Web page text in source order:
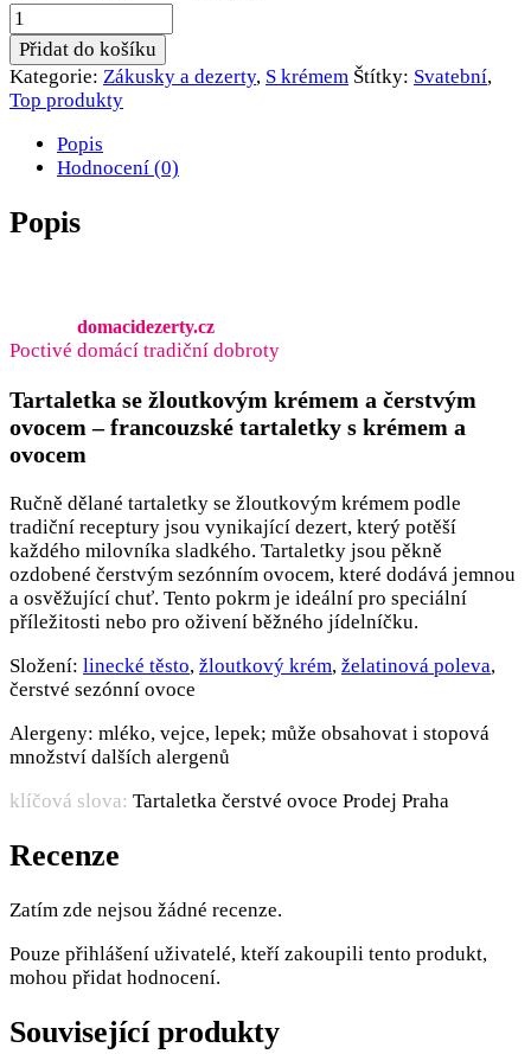
Tartaletky
s
čerstvým
ovocem
množství
Přidat do košíku
Kategorie: Zákusky a dezerty, S krémem Štítky: Svatební,
Top produkty
Popis
Hodnocení (0)
Popis
domacidezerty.cz
Poctivé domácí tradiční dobroty
Tartaletka se žloutkovým krémem a čerstvým
ovocem – francouzské tartaletky s krémem a
ovocem
Ručně dělané tartaletky se žloutkovým krémem podle
tradiční receptury jsou vynikající dezert, který potěší
každého milovníka sladkého. Tartaletky jsou pěkně
ozdobené čerstvým sezónním ovocem, které dodává jemnou
a osvěžující chuť. Tento pokrm je ideální pro speciální
příležitosti nebo pro oživení běžného jídelníčku.
Složení: linecké těsto, žloutkový krém, želatinová poleva,
čerstvé sezónní ovoce
Alergeny: mléko, vejce, lepek; může obsahovat i stopová
množství dalších alergenů
klíčová slova: Tartaletka čerstvé ovoce Prodej Praha
Recenze
Zatím zde nejsou žádné recenze.
Pouze přihlášení uživatelé, kteří zakoupili tento produkt,
mohou přidat hodnocení.
Související produkty